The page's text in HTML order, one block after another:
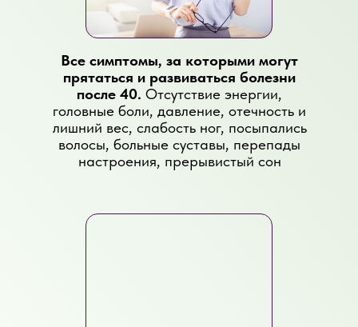
Все симптомы, за которыми могут
прятаться и развиваться болезни
после 40. Отсутствие энергии,
головные боли, давление, отечность и
лишний вес, слабость ног, посыпались
волосы, больные суставы, перепады
настроения, прерывистый сон